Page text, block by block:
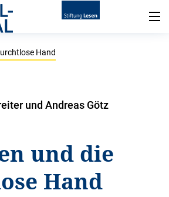
Hand
und Andreas Götz
und die
Hand